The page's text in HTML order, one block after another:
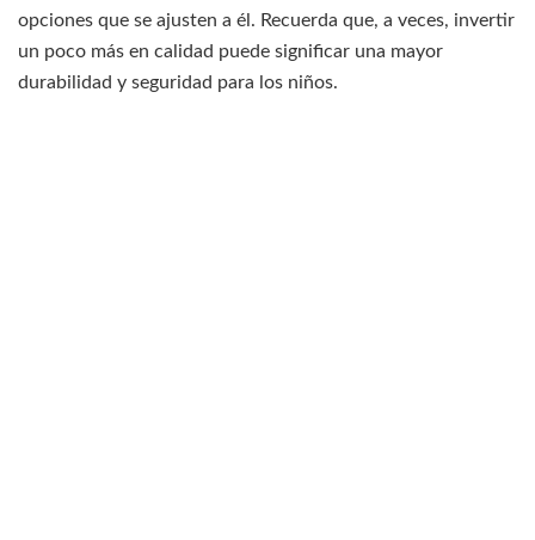
opciones que se ajusten a él. Recuerda que, a veces, invertir
un poco más en calidad puede significar una mayor
durabilidad y seguridad para los niños.